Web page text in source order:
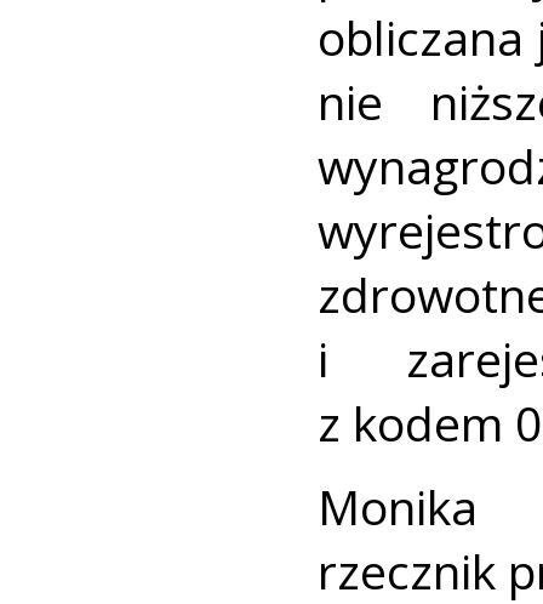
nie
i
z kodem
Monika
rzecznik